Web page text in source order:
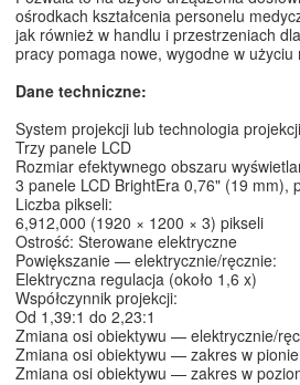
ośrodkach kształcenia personelu
jak również w handlu i przestrzeniach
pracy pomaga nowe, wygodne w użyciu
Dane techniczne:
System projekcji lub technologia
Trzy panele LCD
Rozmiar efektywnego obszaru
3 panele LCD BrightEra 0,76" (19 mm),
Liczba pikseli:
6,912,000 (1920 × 1200 × 3) pikseli
Ostrość: Sterowane elektryczne
Powiększanie — elektrycznie/ręcznie:
Elektryczna regulacja (około 1,6 x)
Współczynnik projekcji:
Od 1,39:1 do 2,23:1
Zmiana osi obiektywu — elektrycznie/
Zmiana osi obiektywu — zakres w
Zmiana osi obiektywu — zakres w